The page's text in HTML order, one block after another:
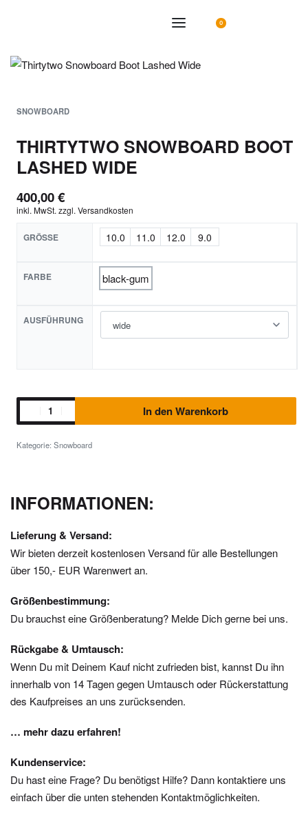
0
SNOWBOARD
THIRTYTWO SNOWBOARD BOOT
LASHED WIDE
400,00€
inkl. MwSt.zzgl.Versandkosten
GRÖSSE 10.0 11.0 12.0 9.0
FARBE black-gum
AUSFÜHRUNG
In den Warenkorb
Kategorie: Snowboard
INFORMATIONEN:
Lieferung & Versand:
Wir bieten derzeit kostenlosen Versand für alle Bestellungen
über 150,- EUR Warenwert an.
Größenbestimmung:
Du brauchst eine Größenberatung? Melde Dich gerne bei uns.
Rückgabe & Umtausch:
Wenn Du mit Deinem Kauf nicht zufrieden bist, kannst Du ihn
innerhalb von 14 Tagen gegen Umtausch oder Rückerstattung
des Kaufpreises an uns zurücksenden.
… mehr dazu erfahren!
Kundenservice:
Du hast eine Frage? Du benötigst Hilfe? Dann kontaktiere uns
einfach über die unten stehenden Kontaktmöglichkeiten.